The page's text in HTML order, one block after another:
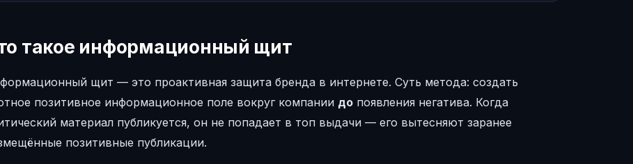
такое информационный щит
щит — это проактивная защита бренда в интернете. Суть метода: создать
позитивное информационное поле вокруг компании до появления негатива. Когда
материал публикуется, он не попадает в топ выдачи — его вытесняют заранее
позитивные публикации.